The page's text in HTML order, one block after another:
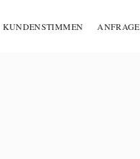
KUNDENSTIMMEN ANFRAGE